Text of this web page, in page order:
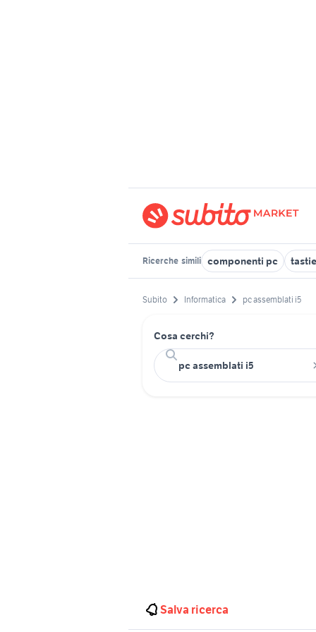
Ricerche simili componenti pc
Subito Informatica pc assemblati i5
Cosa cerchi?
Salva ricerca